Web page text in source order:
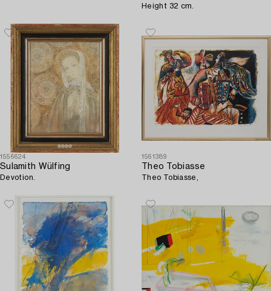
Height 32 cm.
1556624
Sulamith Wülfing
Devotion.
1561389
Theo Tobiasse
Theo Tobiasse,